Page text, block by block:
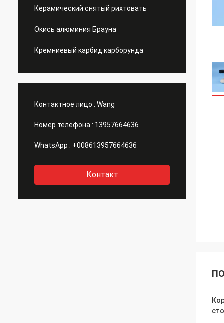
Керамический снятый рихтовать
Окись алюминия Брауна
Кремниевый карбид карборунда
Контактное лицо : Wang
Номер телефона : 13957664636
WhatsApp : +008613957664636
Контакт